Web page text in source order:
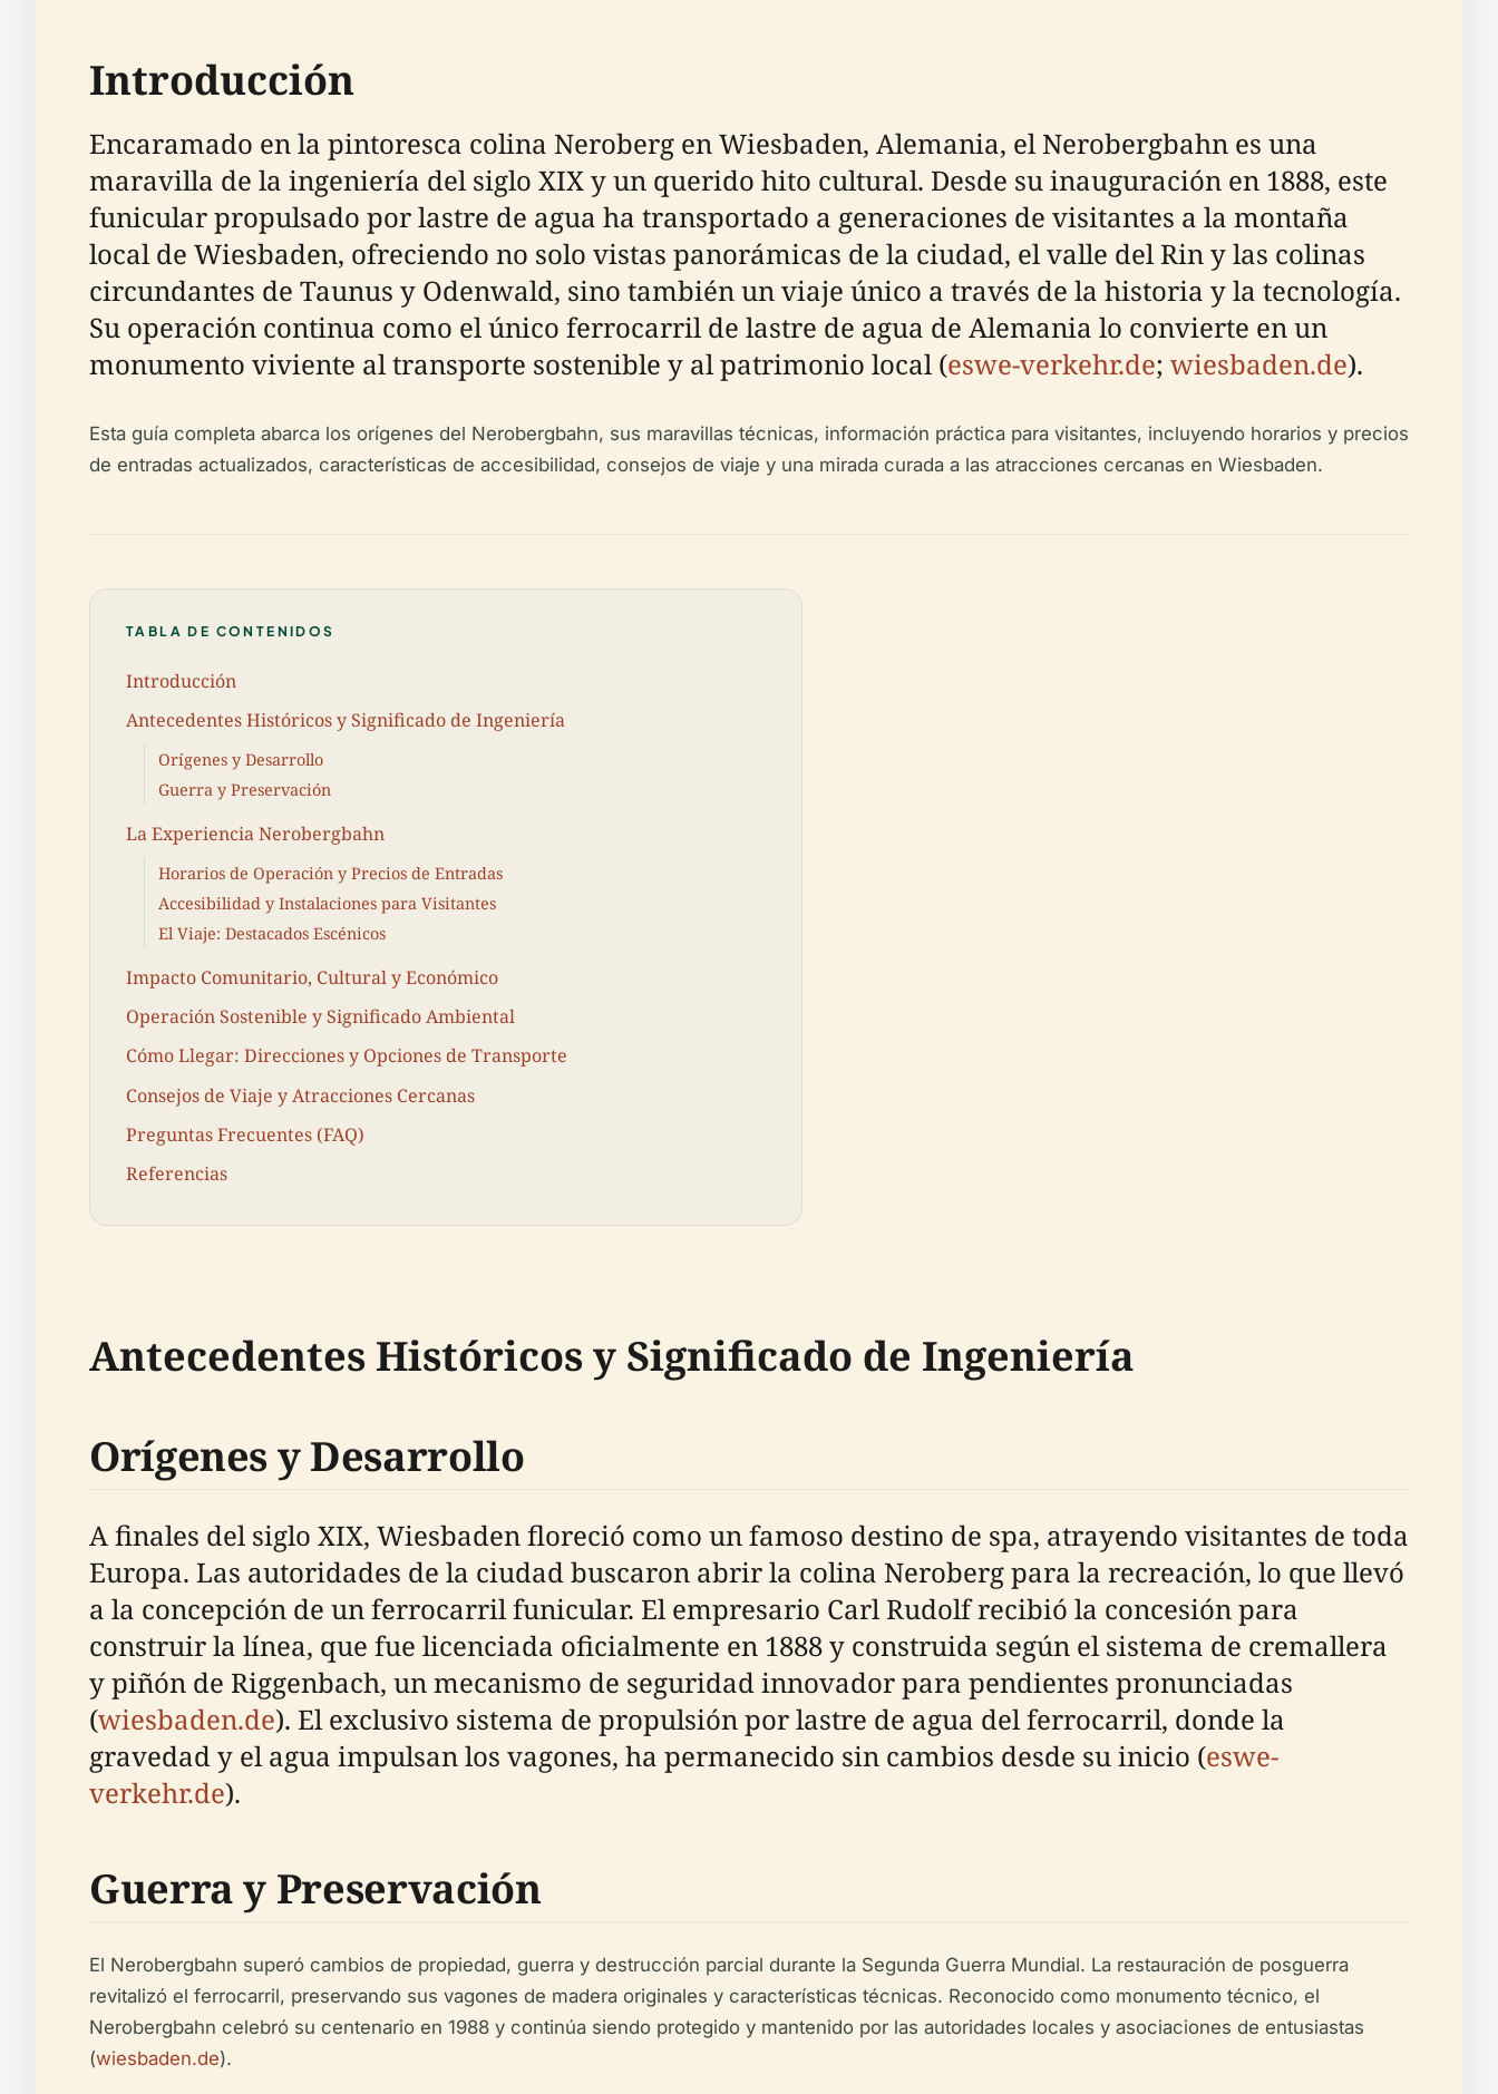
Introducción
Encaramado en la pintoresca colina Neroberg en Wiesbaden, Alemania, el Nerobergbahn es una
maravilla de la ingeniería del siglo XIX y un querido hito cultural. Desde su inauguración en 1888, este
funicular propulsado por lastre de agua ha transportado a generaciones de visitantes a la montaña
local de Wiesbaden, ofreciendo no solo vistas panorámicas de la ciudad, el valle del Rin y las colinas
circundantes de Taunus y Odenwald, sino también un viaje único a través de la historia y la tecnología.
Su operación continua como el único ferrocarril de lastre de agua de Alemania lo convierte en un
monumento viviente al transporte sostenible y al patrimonio local (eswe-verkehr.de; wiesbaden.de).
Esta guía completa abarca los orígenes del Nerobergbahn, sus maravillas técnicas, información práctica para visitantes, incluyendo horarios y precios
de entradas actualizados, características de accesibilidad, consejos de viaje y una mirada curada a las atracciones cercanas en Wiesbaden.
TABLA DE CONTENIDOS
Introducción
Antecedentes Históricos y Significado de Ingeniería
Orígenes y Desarrollo
Guerra y Preservación
La Experiencia Nerobergbahn
Horarios de Operación y Precios de Entradas
Accesibilidad y Instalaciones para Visitantes
El Viaje: Destacados Escénicos
Impacto Comunitario, Cultural y Económico
Operación Sostenible y Significado Ambiental
Cómo Llegar: Direcciones y Opciones de Transporte
Consejos de Viaje y Atracciones Cercanas
Preguntas Frecuentes (FAQ)
Referencias
Antecedentes Históricos y Significado de Ingeniería
Orígenes y Desarrollo
A finales del siglo XIX, Wiesbaden floreció como un famoso destino de spa, atrayendo visitantes de toda
Europa. Las autoridades de la ciudad buscaron abrir la colina Neroberg para la recreación, lo que llevó
a la concepción de un ferrocarril funicular. El empresario Carl Rudolf recibió la concesión para
construir la línea, que fue licenciada oficialmente en 1888 y construida según el sistema de cremallera
y piñón de Riggenbach, un mecanismo de seguridad innovador para pendientes pronunciadas
(wiesbaden.de). El exclusivo sistema de propulsión por lastre de agua del ferrocarril, donde la
gravedad y el agua impulsan los vagones, ha permanecido sin cambios desde su inicio (eswe-
verkehr.de).
Guerra y Preservación
El Nerobergbahn superó cambios de propiedad, guerra y destrucción parcial durante la Segunda Guerra Mundial. La restauración de posguerra
revitalizó el ferrocarril, preservando sus vagones de madera originales y características técnicas. Reconocido como monumento técnico, el
Nerobergbahn celebró su centenario en 1988 y continúa siendo protegido y mantenido por las autoridades locales y asociaciones de entusiastas
(wiesbaden.de).